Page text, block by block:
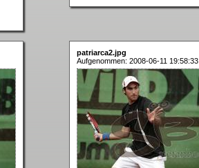
patriarca2.jpg
Aufgenommen: 2008-06-11 19:58:33